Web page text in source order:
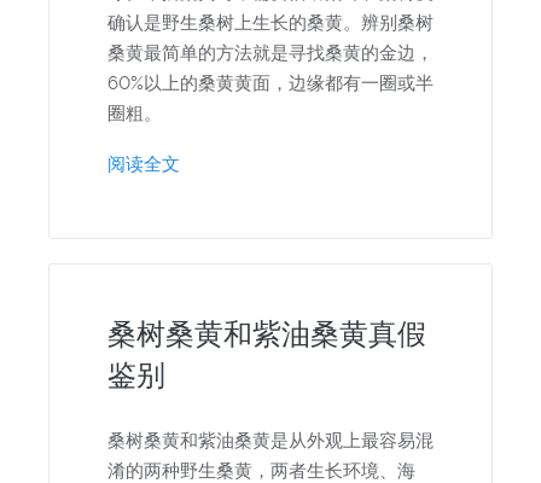
确认是野生桑树上生长的桑黄。辨别桑树
桑黄最简单的方法就是寻找桑黄的金边，
60%以上的桑黄黄面，边缘都有一圈或半
圈粗。
阅读全文
桑树桑黄和紫油桑黄真假
鉴别
桑树桑黄和紫油桑黄是从外观上最容易混
淆的两种野生桑黄，两者生长环境、海